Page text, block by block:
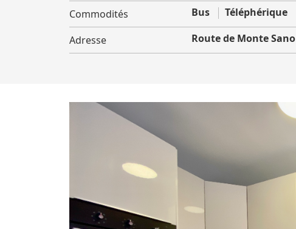
Commodités Bus Téléphérique
Adresse Route de Monte Sano